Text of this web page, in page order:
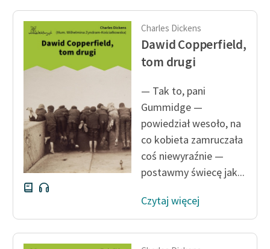
Charles Dickens
Dawid Copperfield,
tom drugi
— Tak to, pani
Gummidge —
powiedział wesoło, na
co kobieta zamruczała
coś niewyraźnie —
postawmy świecę jak...
Czytaj więcej